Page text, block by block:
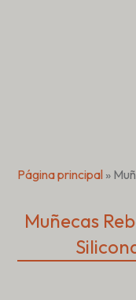
Página principal »
Muñecas